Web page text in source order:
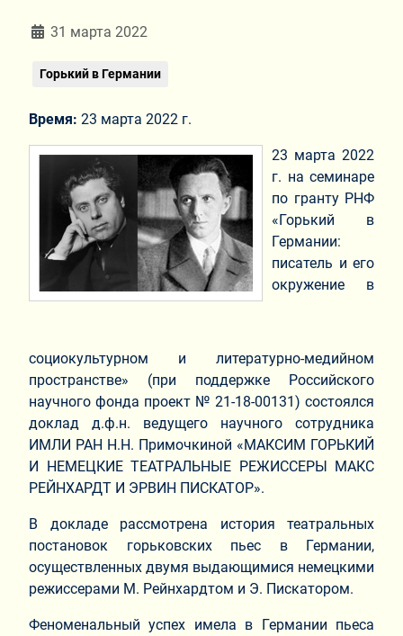
Информация о материале
31 марта 2022
Горький в Германии
Время: 23 марта 2022 г.
23 марта 2022
г. на семинаре
по гранту РНФ
«Горький в
Германии:
писатель и его
окружение в
социокультурном и литературно-медийном
пространстве» (при поддержке Российского
научного фонда проект № 21-18-00131) состоялся
доклад д.ф.н. ведущего научного сотрудника
ИМЛИ РАН Н.Н. Примочкиной «МАКСИМ ГОРЬКИЙ
И НЕМЕЦКИЕ ТЕАТРАЛЬНЫЕ РЕЖИССЕРЫ МАКС
РЕЙНХАРДТ И ЭРВИН ПИСКАТОР».
В докладе рассмотрена история театральных
постановок горьковских пьес в Германии,
осуществленных двумя выдающимися немецкими
режиссерами М. Рейнхардтом и Э. Пискатором.
Феноменальный успех имела в Германии пьеса